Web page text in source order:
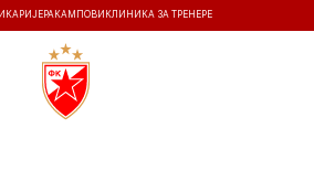
КАРИЈЕРА КАМПОВИ КЛИНИКА ЗА ТРЕНЕРЕ